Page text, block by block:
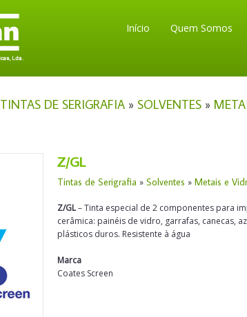
Início Quem Somos
TINTAS DE SERIGRAFIA » SOLVENTES »
Z/GL
Tintas de Serigrafia » Solventes » Metais e
Z/GL– Tinta especial de 2 componentes para
cerâmica: painéis de vidro, garrafas, canecas,
plásticos duros. Resistente à água
Marca
Coates Screen